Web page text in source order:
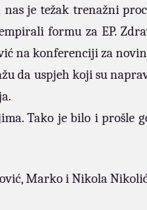
je težak trenažni
formu za EP.
na konferenciji za
da uspjeh koji su
Tako je bilo i prošle
Marko i Nikola